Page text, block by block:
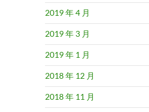
2019 年 4 月
2019 年 3 月
2019 年 1 月
2018 年 12 月
2018 年 11 月